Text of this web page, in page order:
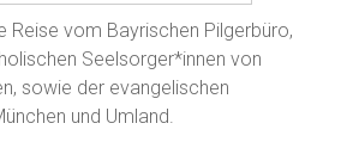
Reise vom Bayrischen Pilgerbüro,
Seelsorger*innen von
sowie der evangelischen
und Umland.